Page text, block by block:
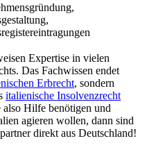
Expertise in vielen
Das Fachwissen endet
Erbrecht, sondern
italienische Insolvenzrecht
Hilfe benötigen und
agieren wollen, dann sind
direkt aus Deutschland!